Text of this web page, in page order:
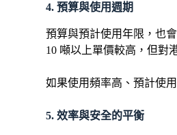
4. 預算與使用週期
預算與預計使用年限，也
10 噸以上單價較高，但對
如果使用頻率高、預計使
5. 效率與安全的平衡